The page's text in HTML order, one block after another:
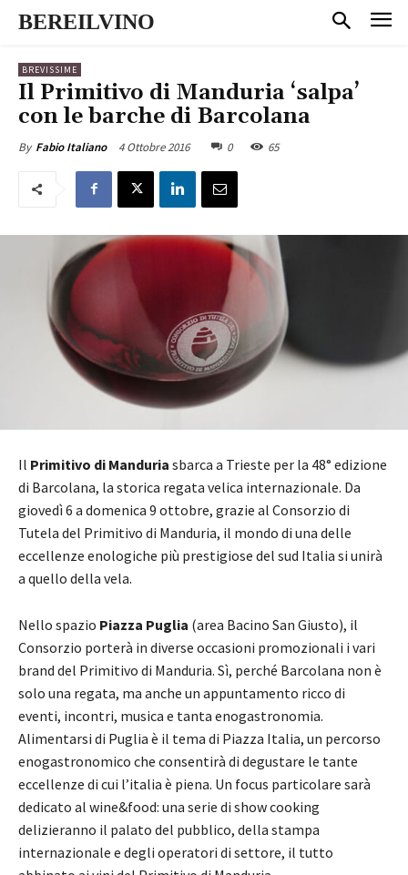
BEREILVINO
BREVISSIME
Il Primitivo di Manduria ‘salpa’
con le barche di Barcolana
By Fabio Italiano 4 Ottobre 2016 0 65
Il Primitivo di Manduria sbarca a Trieste per la 48° edizione
di Barcolana, la storica regata velica internazionale. Da
giovedì 6 a domenica 9 ottobre, grazie al Consorzio di
Tutela del Primitivo di Manduria, il mondo di una delle
eccellenze enologiche più prestigiose del sud Italia si unirà
a quello della vela.
Nello spazio Piazza Puglia (area Bacino San Giusto), il
Consorzio porterà in diverse occasioni promozionali i vari
brand del Primitivo di Manduria. Sì, perché Barcolana non è
solo una regata, ma anche un appuntamento ricco di
eventi, incontri, musica e tanta enogastronomia.
Alimentarsi di Puglia è il tema di Piazza Italia, un percorso
enogastronomico che consentirà di degustare le tante
eccellenze di cui l’italia è piena. Un focus particolare sarà
dedicato al wine&food: una serie di show cooking
delizieranno il palato del pubblico, della stampa
internazionale e degli operatori di settore, il tutto